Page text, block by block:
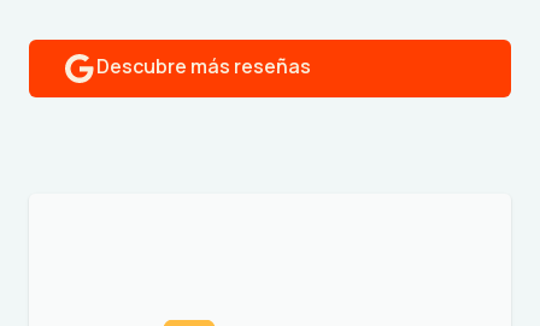
Descubre más reseñas